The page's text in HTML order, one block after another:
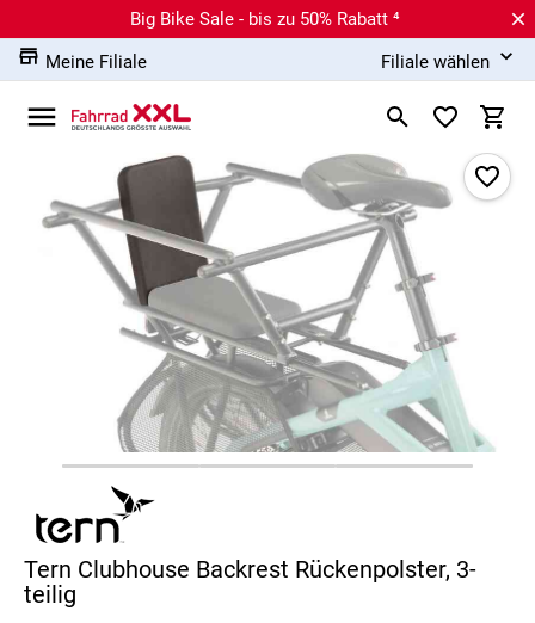
Big Bike Sale - bis zu 50% Rabatt ⁴
Meine Filiale
Filiale wählen
Tern Clubhouse Backrest Rückenpolster, 3-
teilig